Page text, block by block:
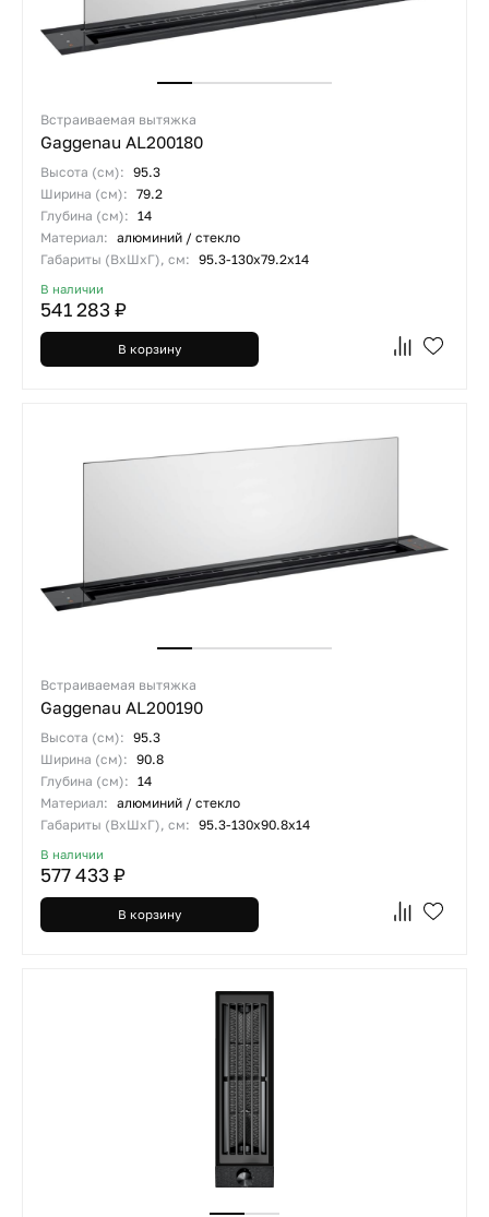
Встраиваемая вытяжка
Gaggenau AL200180
Высота (см): 95.3
Ширина (см): 79.2
Глубина (см): 14
Материал: алюминий / стекло
Габариты (ВхШхГ), см: 95.3-130х79.2х14
В наличии
541 283 ₽
В корзину
Встраиваемая вытяжка
Gaggenau AL200190
Высота (см): 95.3
Ширина (см): 90.8
Глубина (см): 14
Материал: алюминий / стекло
Габариты (ВхШхГ), см: 95.3-130х90.8х14
В наличии
577 433 ₽
В корзину